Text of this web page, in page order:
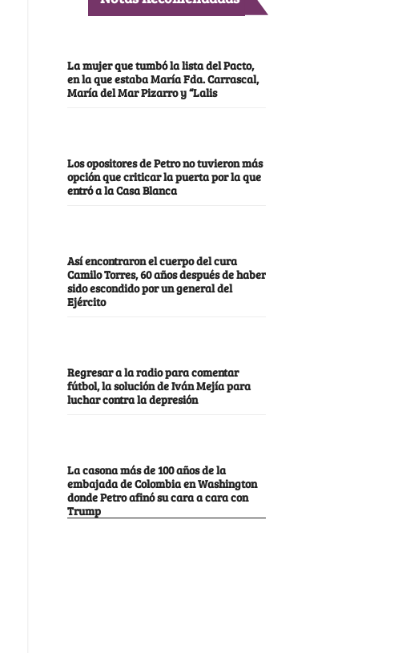
La mujer que tumbó la lista del Pacto,
en la que estaba María Fda. Carrascal,
María del Mar Pizarro y “Lalis
Los opositores de Petro no tuvieron más
opción que criticar la puerta por la que
entró a la Casa Blanca
Así encontraron el cuerpo del cura
Camilo Torres, 60 años después de haber
sido escondido por un general del
Ejército
Regresar a la radio para comentar
fútbol, la solución de Iván Mejía para
luchar contra la depresión
La casona más de 100 años de la
embajada de Colombia en Washington
donde Petro afinó su cara a cara con
Trump